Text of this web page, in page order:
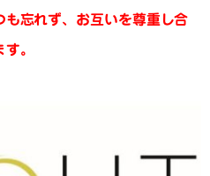
忘れず、お互いを尊重し合
。